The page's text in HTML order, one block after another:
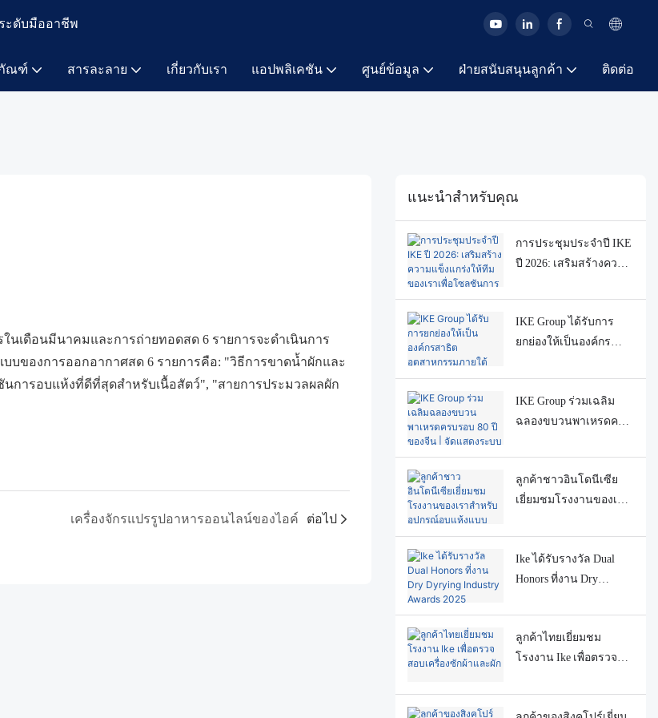
ะดับมืออาชีพ
ณฑ์ สารละลาย เกี่ยวกับเรา แอปพลิเคชัน ศูนย์ข้อมูล ฝ่ายสนับสนุนลูกค้า ติดต่อ
นเดือนมีนาคมและการถ่ายทอดสด 6 รายการจะดำเนินการ
แบบของการออกอากาศสด 6 รายการคือ: "วิธีการขาดน้ำผักและ
การอบแห้งที่ดีที่สุดสำหรับเนื้อสัตว์", "สายการประมวลผลผัก
เครื่องจักรแปรรูปอาหารออนไลน์ของไอค์ ต่อไป
แนะนำสำหรับคุณ
การประชุมประจำปี IKE
ปี 2026: เสริมสร้างความ
เพื่อโซลูชันการแปรรูป
อาหารแบบครบวงจร
IKE Group ได้รับการ
ยกย่องให้เป็นองค์กร
ใต้โครงการวิจัยและ
พัฒนาที่สำคัญระดับชาติ
ของจีน
IKE Group ร่วมเฉลิม
ฉลองขบวนพาเหรดครบ
แสดงระบบอบแห้ง
อาหาร DF และ JL
ลูกค้าชาวอินโดนีเซีย
เยี่ยมชมโรงงานของเรา
แบบทุเรียนแช่แข็ง
Ike ได้รับรางวัล Dual
Honors ที่งาน Dry
2025
ลูกค้าไทยเยี่ยมชม
โรงงาน Ike เพื่อตรวจ